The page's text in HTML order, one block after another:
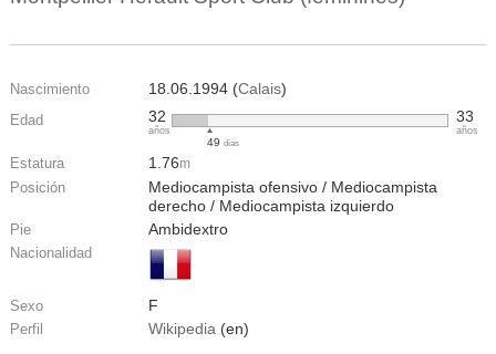
Nascimiento 18.06.1994 (Calais)
Edad 32
años
49 días
33
años
Estatura 1.76m
Posición
Mediocampista ofensivo / Mediocampista
derecho / Mediocampista izquierdo
Pie Ambidextro
Nacionalidad
Sexo F
Perfil Wikipedia (en)